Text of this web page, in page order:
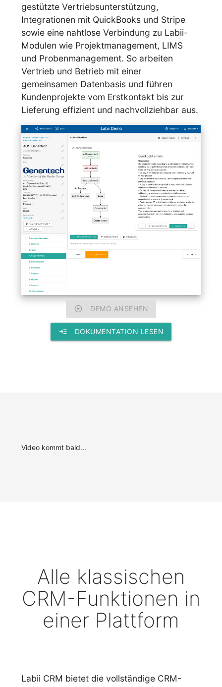
gestützte Vertriebsunterstützung,
Integrationen mit QuickBooks und Stripe
sowie eine nahtlose Verbindung zu Labii-
Modulen wie Projektmanagement, LIMS
und Probenmanagement. So arbeiten
Vertrieb und Betrieb mit einer
gemeinsamen Datenbasis und führen
Kundenprojekte vom Erstkontakt bis zur
Lieferung effizient und nachvollziehbar aus.
play_circle DEMO ANSEHEN
read_more DOKUMENTATION LESEN
Video kommt bald...
Alle klassischen
CRM-Funktionen in
einer Plattform
Labii CRM bietet die vollständige CRM-